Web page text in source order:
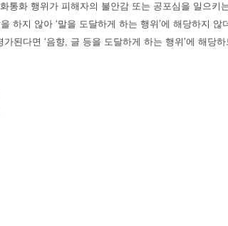
통화 행위가 피해자의 불안감 또는 공포심을 일으키
하지 않아 ‘말을 도달하게 하는 행위’에 해당하지
된다면 ‘음향, 글 등을 도달하게 하는 행위’에 해당